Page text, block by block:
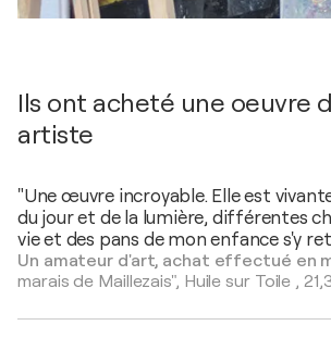
Ils ont acheté une oeuvre
artiste
"Une œuvre incroyable. Elle est
du jour et de la lumière, différentes
vie et des pans de mon enfance s'y
Un amateur d'art, achat effectué en
marais de Maillezais", Huile sur Toile ,